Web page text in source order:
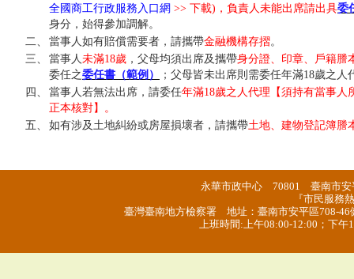
全國商工行政服務入口網 >> 下載)，負責人未能出席請出具委
身分，始得參加調解。
二、
當事人如有賠償需要者，請攜帶金融機構存摺。
三、
當事人未滿18歲 ，父母均須出席及攜帶身分證、印章、戶籍謄
委任之委任書（範例）
；父母皆未出席則需委任年滿18歲之人
四、
當事人若無法出席，請委任年滿18歲之人代理【須持有當事人
正本核對】。
五、
如有涉及土地糾紛或房屋損壞者，請攜帶土地、建物登記簿謄
永華市政中心 70801 臺南市安
『市民服務
臺灣臺南地方檢察署 地址：臺南市安平區708-
上班時間:上午08:00-12:00；下